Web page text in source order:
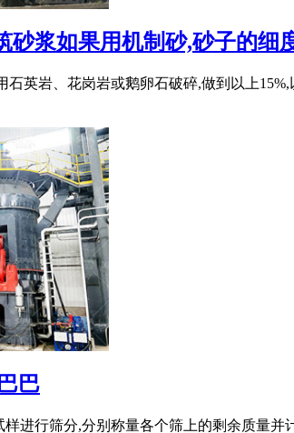
砂浆如果用机制砂,砂子的细
英岩、花岗岩或鹅卵石破碎,做到以上
巴
进行筛分,分别称量各个筛上的剩余质量